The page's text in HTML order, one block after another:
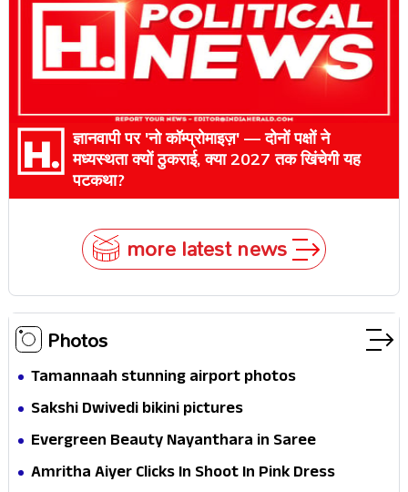
ज्ञानवापी पर 'नो कॉम्प्रोमाइज़' — दोनों पक्षों ने
मध्यस्थता क्यों ठुकराई, क्या 2027 तक खिंचेगी यह
पटकथा?
more latest news
Photos
Tamannaah stunning airport photos
Sakshi Dwivedi bikini pictures
Evergreen Beauty Nayanthara in Saree
Amritha Aiyer Clicks In Shoot In Pink Dress